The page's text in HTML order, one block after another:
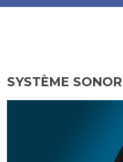
SYSTÈME